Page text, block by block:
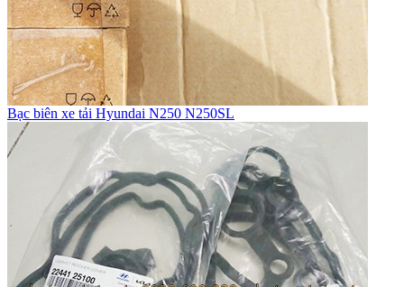
Bạc biên xe tải Hyundai N250 N250SL